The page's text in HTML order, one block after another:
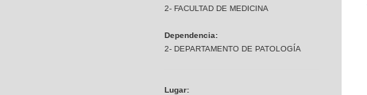
2- FACULTAD DE MEDICINA
Dependencia:
2- DEPARTAMENTO DE PATOLOGÍA
Lugar: